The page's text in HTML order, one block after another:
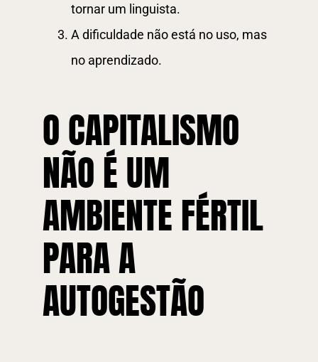
tornar um linguista.
A dificuldade não está no uso, mas
no aprendizado.
O CAPITALISMO
NÃO É UM
AMBIENTE FÉRTIL
PARA A
AUTOGESTÃO